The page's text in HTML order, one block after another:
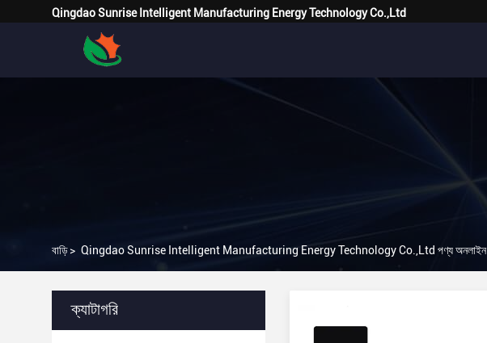
Qingdao Sunrise Intelligent Manufacturing Energy Technology Co.,Ltd
বাড়ি> Qingdao Sunrise Intelligent Manufacturing Energy Technology Co.,Ltd পণ্য অনলাইন
ক্যাটাগরি